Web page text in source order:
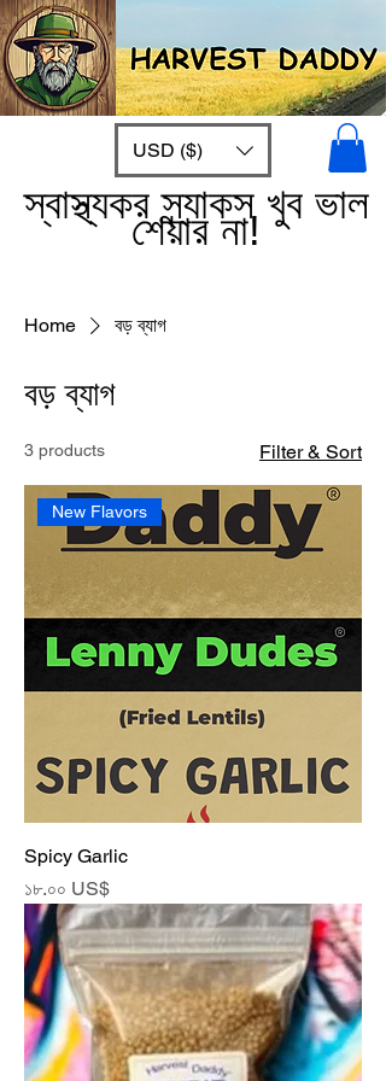
USD ($)
স্বাস্থ্যকর স্ন্যাকস খুব ভাল
শেয়ার না!
Home বড় ব্যাগ
বড় ব্যাগ
3 products Filter & Sort
New Flavors
Spicy Garlic
Price
১৮.০০ US$